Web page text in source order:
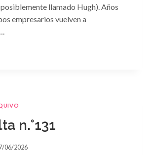
llamado Hugh). Años
empresarios vuelven a
n.°131
06/2026